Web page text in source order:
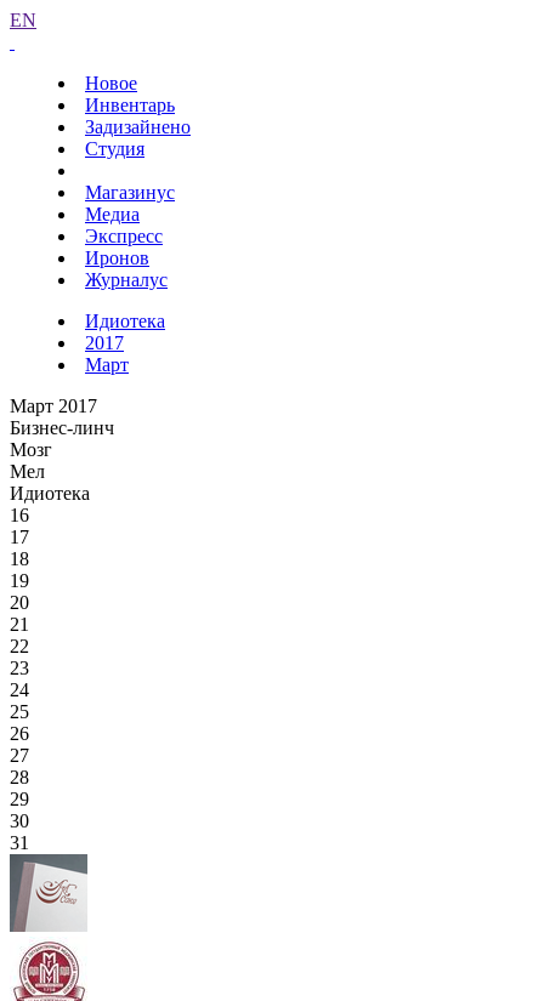
EN
Новое
Инвентарь
Задизайнено
Студия
Магазинус
Медиа
Экспресс
Иронов
Журналус
Идиотека
2017
Март
Март 2017
Бизнес-линч
Мозг
Мел
Идиотека
16
17
18
19
20
21
22
23
24
25
26
27
28
29
30
31